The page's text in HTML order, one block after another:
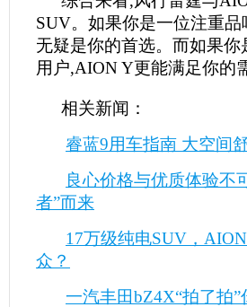
SUV。如果你是一位注重
无疑是你的首选。而如果
用户,AION Y更能满足你的
相关新闻：
睿蓝9用车指南 大空间
良心价格与优质体验不
者”而来
17万级纯电SUV，
众？
一汽丰田bZ4X“拍了拍